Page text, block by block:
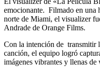
emocionante. Filmado en una
norte de Miami, el visualizer
Andrade de Orange Films.
Con la intención de transmitir
canción, el equipo logró
imágenes vibrantes y llenas de